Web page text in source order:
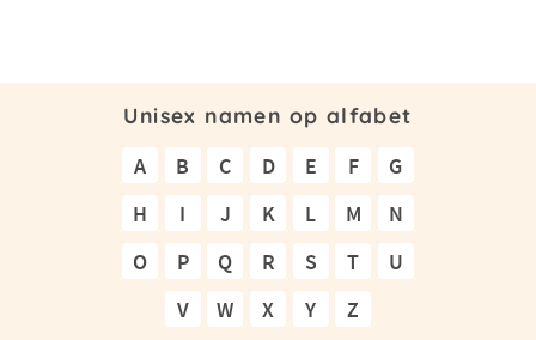
Unisex namen op alfabet
A B C D E F
G
H
I J K L M
N
O
P Q R S T
U
V
W X Y Z